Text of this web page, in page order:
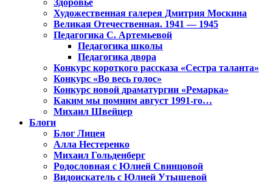
Художественная галерея Дмитрия Москина
Великая Отечественная. 1941 — 1945
Педагогика С. Артемьевой
Педагогика школы
Педагогика двора
Конкурс короткого рассказа «Сестра таланта»
Конкурс «Во весь голос»
Конкурс новой драматургии «Ремарка»
Каким мы помним август 1991-го…
Михаил Швейцер
Блоги
Блог Лицея
Алла Нестеренко
Михаил Гольденберг
Родословная с Юлией Свинцовой
Видоискатель с Юлией Утышевой